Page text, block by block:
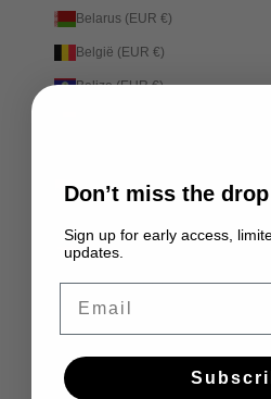
Belarus (EUR €)
België (EUR €)
Belize (EUR €)
Bhutan (EUR €)
Botswana (EUR €)
Don’t miss the drop
Sign up for early access,
updates.